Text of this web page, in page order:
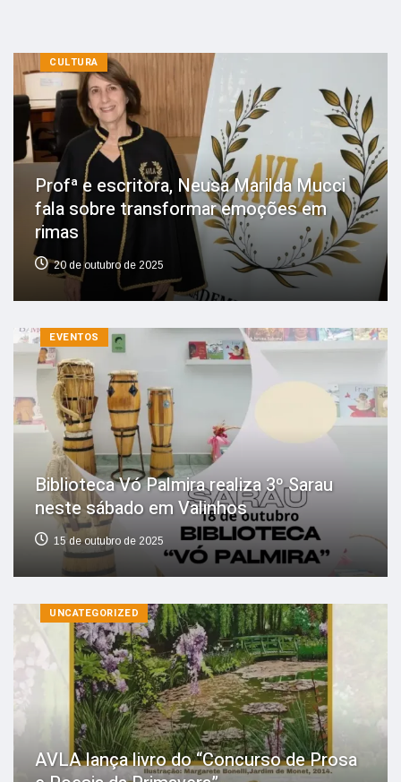
CULTURA
Profª e escritora, Neusa Marilda Mucci
fala sobre transformar emoções em
rimas
20 de outubro de 2025
EVENTOS
Biblioteca Vó Palmira realiza 3º Sarau
neste sábado em Valinhos
15 de outubro de 2025
UNCATEGORIZED
AVLA lança livro do “Concurso de Prosa